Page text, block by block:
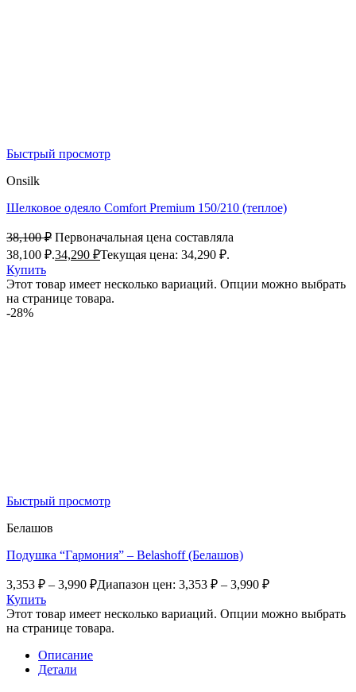
Быстрый просмотр
Onsilk
Шелковое одеяло Comfort Premium 150/210 (теплое)
38,100₽ Первоначальная цена составляла
38,100 ₽.34,290 ₽Текущая цена: 34,290 ₽.
Купить
Этот товар имеет несколько вариаций. Опции можно выбрать
на странице товара.
-28%
Быстрый просмотр
Белашов
Подушка “Гармония” – Belashoff (Белашов)
3,353 ₽ – 3,990 ₽Диапазон цен: 3,353 ₽ – 3,990 ₽
Купить
Этот товар имеет несколько вариаций. Опции можно выбрать
на странице товара.
Описание
Детали